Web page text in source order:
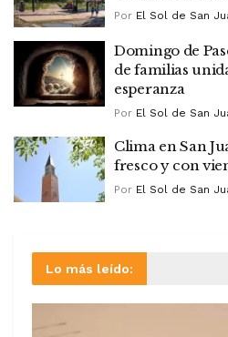
Por El Sol de San
Domingo de
de familias
esperanza
Por El Sol de San
Clima en San
fresco y con
Por El Sol de San
Lo más leído: